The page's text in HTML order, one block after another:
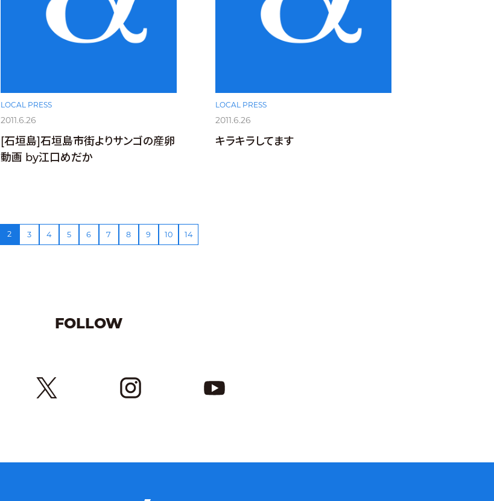
LOCAL PRESS
2011.6.26
[石垣島]石垣島市街よりサンゴの産卵
動画 by江口めだか
LOCAL PRESS
2011.6.26
キラキラしてます
2 3 4 5 6 7 8 9 10 14
FOLLOW